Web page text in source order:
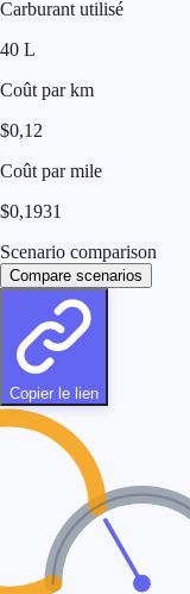
Carburant utilisé
40 L
Coût par km
$0,12
Coût par mile
$0,1931
Scenario comparison
Compare scenarios
Copier le lien